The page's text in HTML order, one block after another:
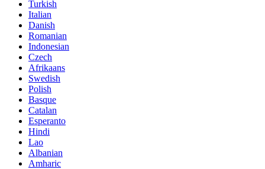
Turkish
Italian
Danish
Romanian
Indonesian
Czech
Afrikaans
Swedish
Polish
Basque
Catalan
Esperanto
Hindi
Lao
Albanian
Amharic